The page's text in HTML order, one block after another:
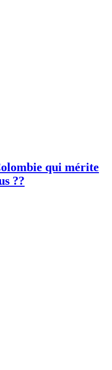
qui mérite
??